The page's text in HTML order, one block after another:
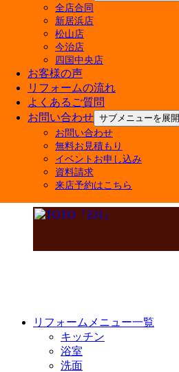
全店合同
新居浜店
松山店
今治店
四国中央店
お客様の声
リフォームの流れ
よくあるご質問
お問い合わせ サブメニューを展開
お問い合わせ
無料お見積もり
イベントお申し込み
資料請求
来店予約はこちら
リフォームメニュー一覧
キッチン
浴室
洗面